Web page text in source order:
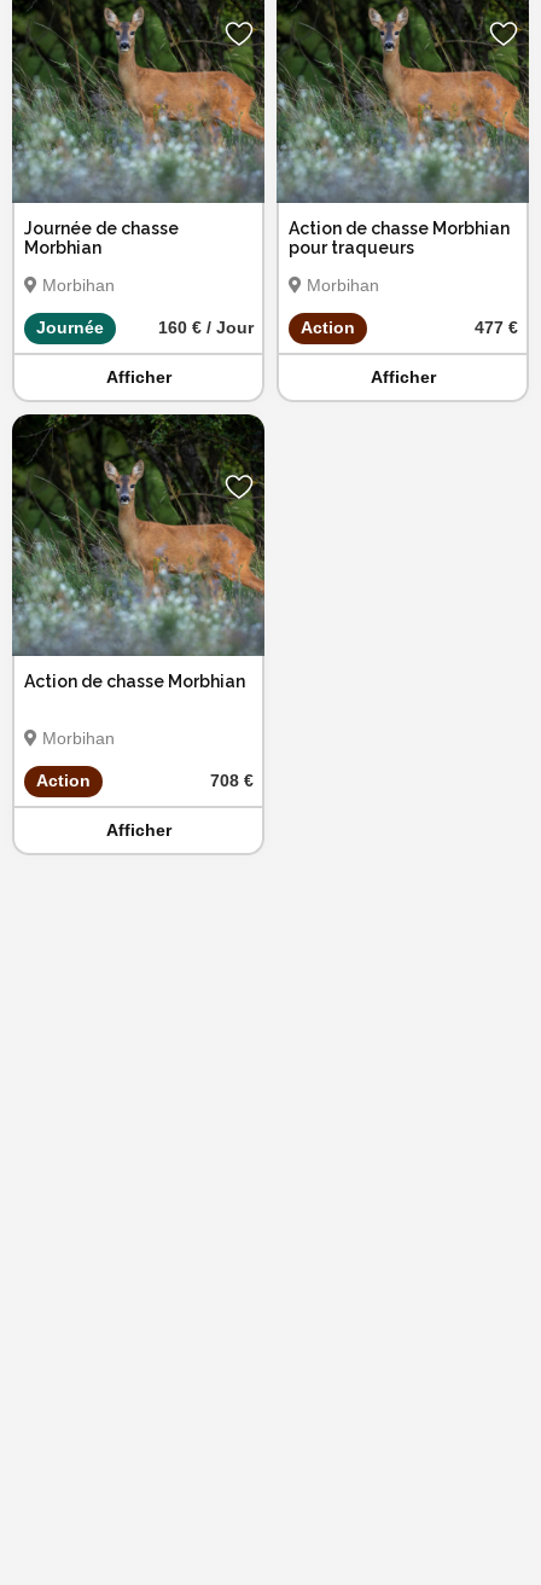
Journée de chasse
Morbhian
Morbihan
Journée 160 € / Jour
Afficher
Action de chasse Morbhian
pour traqueurs
Morbihan
Action 477 €
Afficher
Action de chasse Morbhian
Morbihan
Action 708 €
Afficher